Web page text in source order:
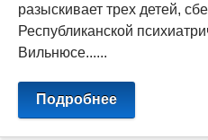
разыскивает трех детей,
Республиканской
Вильнюсе......
Подробнее